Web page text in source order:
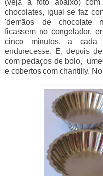
(veja a foto abaixo)
chocolates, igual se faz
'demãos' de chocolate
ficassem no congelador,
cinco minutos, a
endurecesse. E, depois
com pedaços de bolo,
e cobertos com chantilly.